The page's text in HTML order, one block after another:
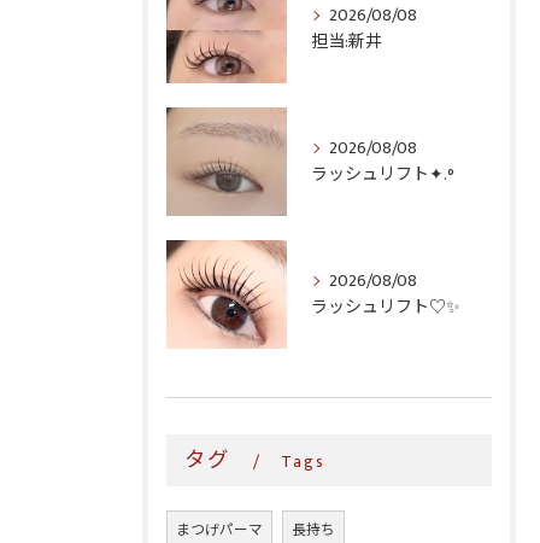
2026/08/08
担当:新井
2026/08/08
ラッシュリフト✦.°
2026/08/08
ラッシュリフト♡✨
タグ Tags
まつげパーマ 長持ち